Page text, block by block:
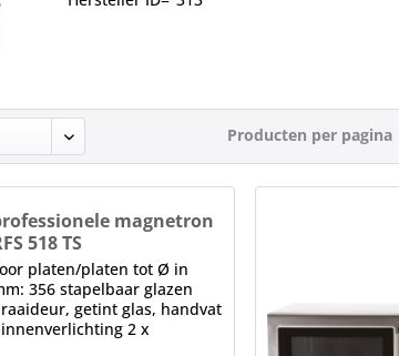
Producten per pagina
magnetron
518 TS
platen/platen tot Ø in
356 stapelbaar glazen
getint glas, handvat
2 x